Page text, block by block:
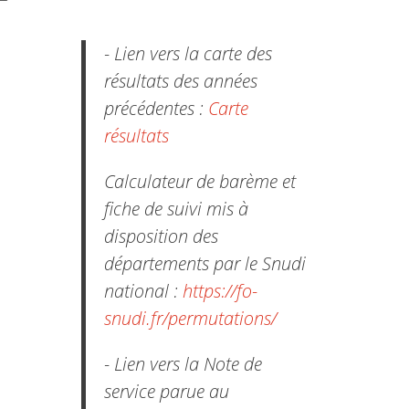
- Lien vers la carte des
résultats des années
précédentes : Carte
résultats
Calculateur de barème et
fiche de suivi mis à
disposition des
départements par le Snudi
national : https://fo-
snudi.fr/permutations/
- Lien vers la Note de
service parue au